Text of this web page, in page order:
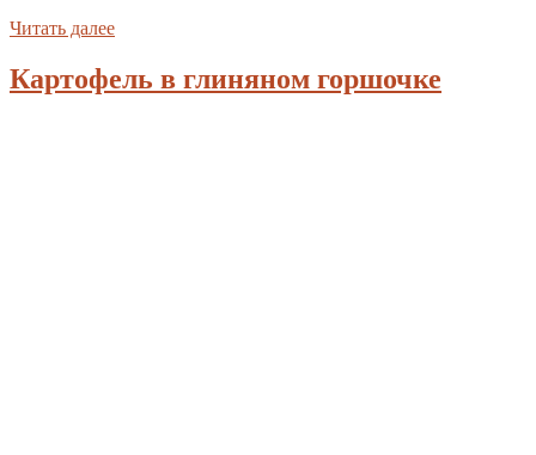
Читать далее
Картофель в глиняном горшочке